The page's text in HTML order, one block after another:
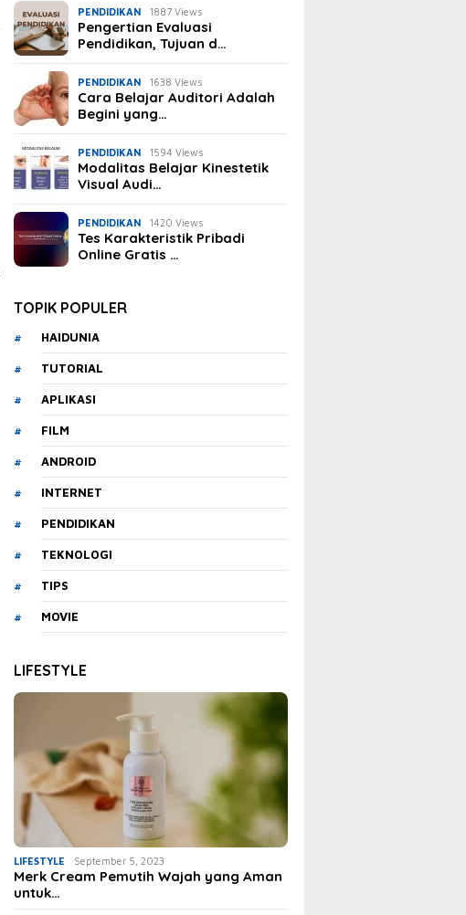
PENDIDIKAN 1887 Views
Pengertian Evaluasi
Pendidikan, Tujuan d…
PENDIDIKAN 1638 Views
Cara Belajar Auditori Adalah
Begini yang…
PENDIDIKAN 1594 Views
Modalitas Belajar Kinestetik
Visual Audi…
PENDIDIKAN 1420 Views
Tes Karakteristik Pribadi
Online Gratis …
TOPIK POPULER
HAIDUNIA
TUTORIAL
APLIKASI
FILM
ANDROID
INTERNET
PENDIDIKAN
TEKNOLOGI
TIPS
MOVIE
LIFESTYLE
LIFESTYLE September 5, 2023
Merk Cream Pemutih Wajah yang Aman
untuk…